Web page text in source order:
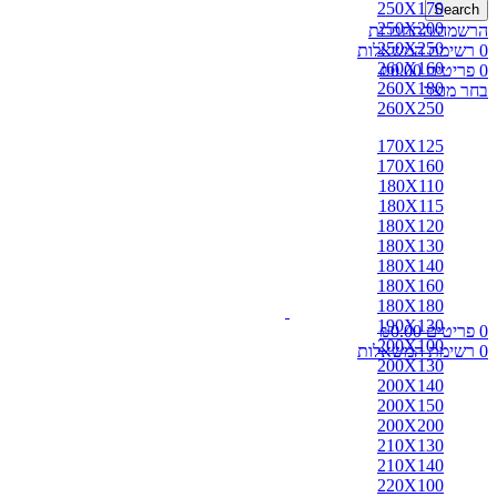
Search
הרשמה/התחברות
0 רשימת המשאלות
0 פריטים ₪0.00
בחר מוצר
0 פריטים ₪0.00
0 רשימת המשאלות
250X170
250X200
250X250
260X160
260X180
260X250
170X125
170X160
180X110
180X115
180X120
180X130
180X140
180X160
180X180
190X130
200X100
200X130
200X140
200X150
200X200
210X130
210X140
220X100